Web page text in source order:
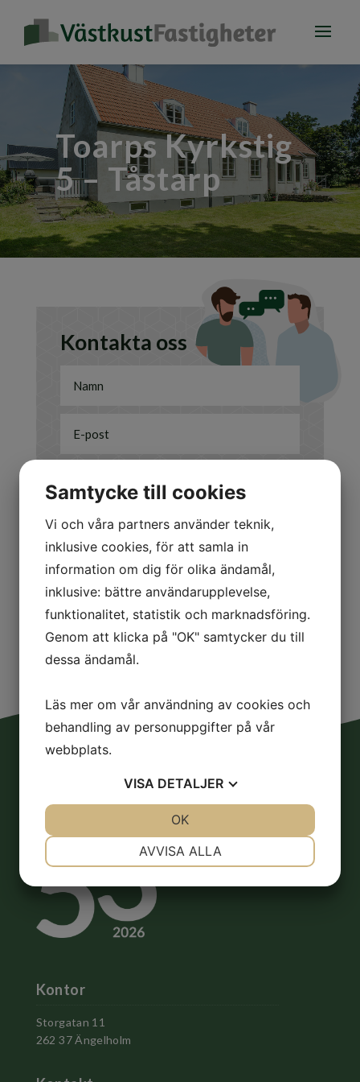
Toarps Kyrkstig
5 – Tåstarp
Kontakta oss
Jag är intresserad av
Att sälja
Att köpa
Annat/Övrigt
7 + 2= Skicka
Kontor
Storgatan 11
262 37 Ängelholm
Samtycke till cookies
Vi och våra partners använder teknik,
inklusive cookies, för att samla in
information om dig för olika ändamål,
inklusive: bättre användarupplevelse,
funktionalitet, statistik och marknadsföring.
Genom att klicka på "OK" samtycker du till
dessa ändamål.
Läs mer om vår användning av cookies och
behandling av personuppgifter på vår
webbplats.
VISA DETALJER
MARKNADSFÖRING
AVVISA ALLA
OK